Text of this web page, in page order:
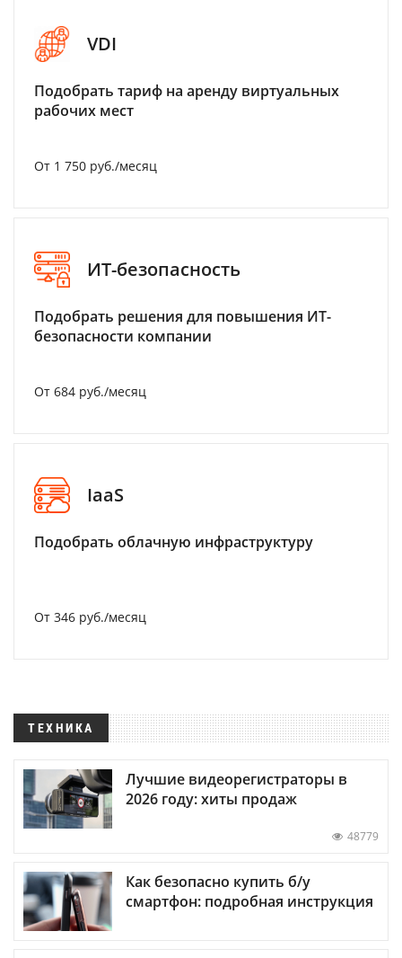
VDI
Подобрать тариф на аренду виртуальных
рабочих мест
От 1 750 руб./месяц
ИТ-безопасность
Подобрать решения для повышения ИТ-
безопасности компании
От 684 руб./месяц
IaaS
Подобрать облачную инфраструктуру
От 346 руб./месяц
ТЕХНИКА
Лучшие видеорегистраторы в
2026 году: хиты продаж
48779
Как безопасно купить б/у
смартфон: подробная инструкция